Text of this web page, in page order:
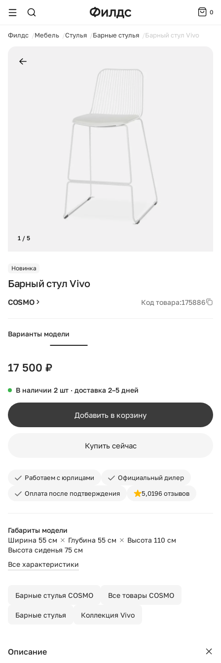
0
Филдс Мебель Стулья Барные стулья Барный стул Vivo
1 / 5
Новинка
Барный стул Vivo
COSMO Код товара:175886
Варианты модели
17 500 ₽
В наличии 2 шт · доставка 2–5 дней
Добавить в корзину
Купить сейчас
Работаем с юрлицами
Официальный дилер
Оплата после подтверждения
5,0196 отзывов
Габариты модели
Ширина 55 см
Глубина 55 см
Высота 110 см
Высота сиденья 75 см
Все характеристики
Барные стулья COSMO Все товары COSMO
Барные стулья Коллекция Vivo
Описание